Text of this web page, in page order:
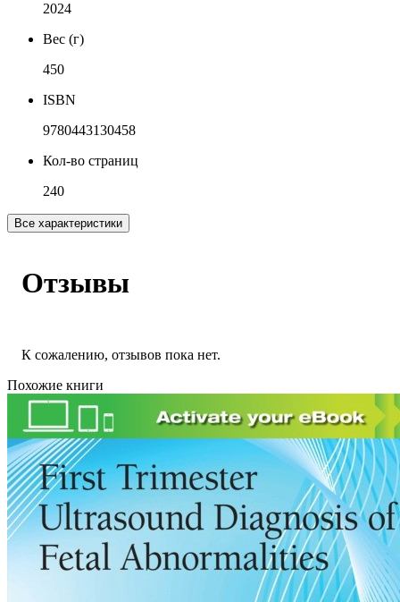
2024
Вес (г)
450
ISBN
9780443130458
Кол-во страниц
240
Все характеристики
Отзывы
К сожалению, отзывов пока нет.
Похожие книги